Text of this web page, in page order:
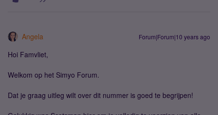
Angela Forum|Forum|10 years ago
Hoi Famvliet,
Welkom op het Simyo Forum.
Dat je graag uitleg wilt over dit nummer is goed te begrijpen!